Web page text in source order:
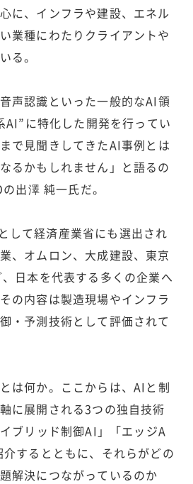
に、インフラや建設、エネル
業種にわたりクライアントや
る。
声認識といった一般的なAI領
AI”に特化した開発を行ってい
で見聞きしてきたAI事例とは
るかもしれません」と語るの
出澤 純一氏だ。
て経済産業省にも選出され
、オムロン、大成建設、東京
日本を代表する多くの企業へ
の内容は製造現場やインフラ
・予測技術として評価されて
は何か。ここからは、AIと制
に展開される3つの独自技術
ブリッド制御AI」「エッジA
するとともに、それらがどの
解決につながっているのか